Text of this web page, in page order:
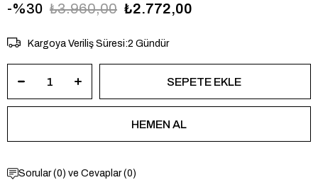
30 ₺3.960,00 ₺2.772,00
Kargoya Veriliş Süresi:2 Gündür
Sorular (0) ve Cevaplar (0)